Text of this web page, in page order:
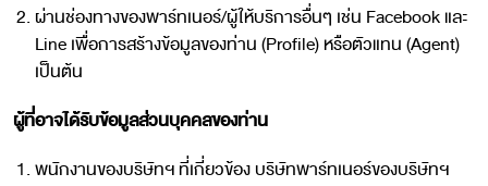
ผ่านช่องทางของพาร์ทเนอร์/ผู้ให้บริการอื่นๆ เช่น Facebook และ
Line เพื่อการสร้างข้อมูลของท่าน (Profile) หรือตัวแทน (Agent)
เป็นต้น
ผู้ที่อาจได้รับข้อมูลส่วนบุคคลของท่าน
พนักงานของบริษัทฯ ที่เกี่ยวข้อง บริษัทพาร์ทเนอร์ของบริษัทฯ